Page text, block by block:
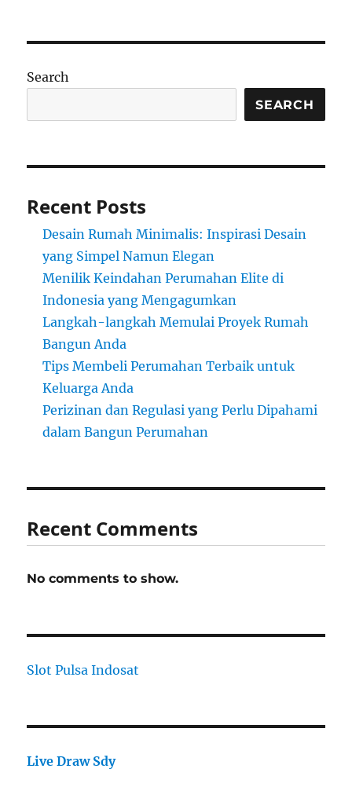
Search
SEARCH
Recent Posts
Desain Rumah Minimalis: Inspirasi Desain
yang Simpel Namun Elegan
Menilik Keindahan Perumahan Elite di
Indonesia yang Mengagumkan
Langkah-langkah Memulai Proyek Rumah
Bangun Anda
Tips Membeli Perumahan Terbaik untuk
Keluarga Anda
Perizinan dan Regulasi yang Perlu Dipahami
dalam Bangun Perumahan
Recent Comments
No comments to show.
Slot Pulsa Indosat
Live Draw Sdy